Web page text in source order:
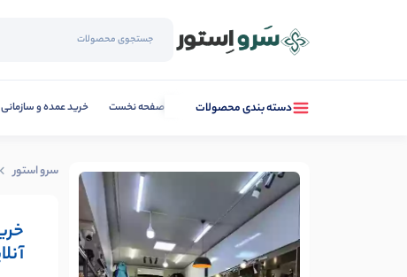
دسته بندی محصولات صفحه نخست خرید عمده و سازمانی
سرو استور